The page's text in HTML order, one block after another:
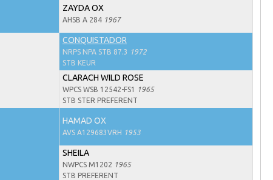
ZAYDA OX
AHSB A 284 1967
CONQUISTADOR
NRPS NPA STB 87.3
1972
STB KEUR
CLARACH WILD ROSE
WPCS WSB 12542-FS1
1965
STB STER PREFERENT
HAMAD OX
AVS A129683VRH 1953
SHEILA
NWPCS M1202 1965
STB PREFERENT